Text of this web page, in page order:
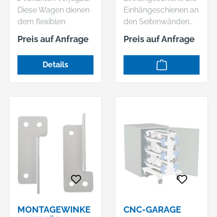
Diese Wagen dienen
dem flexiblen
Transport von CNC-
Einsätzen. • 2 Bock-
und 2 Lenkrollen Ø
200 mm mit
Preis auf Anfrage
Details
STAHLBLECH
Einhängeschienen an
den Seitenwänden
der Schubladen
werden benötigt, um
bis zu fünf
Werkzeugaufnahmet
Bedrunka + Hirth
Gerätebau GmbH,
Giessnaustr. 8, 78199
Bräunlingen, DE,
+4977192010,
info@bedrunka-
Preis auf Anfrage
MONTAGEWINKE
CNC-GARAGE